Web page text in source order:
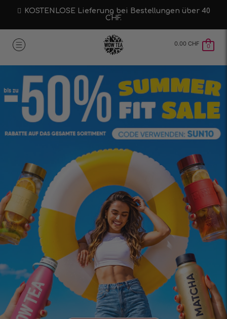
KOSTENLOSE Lieferung bei Bestellungen über 40
CHF.
0.00 CHF 0